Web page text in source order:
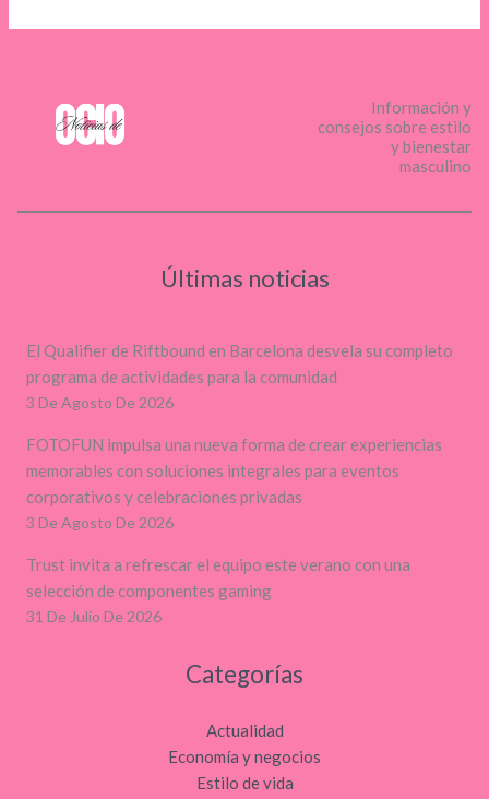
Información y
consejos sobre estilo
y bienestar
masculino
Últimas noticias
El Qualifier de Riftbound en Barcelona desvela su completo
programa de actividades para la comunidad
3 De Agosto De 2026
FOTOFUN impulsa una nueva forma de crear experiencias
memorables con soluciones integrales para eventos
corporativos y celebraciones privadas
3 De Agosto De 2026
Trust invita a refrescar el equipo este verano con una
selección de componentes gaming
31 De Julio De 2026
Categorías
Actualidad
Economía y negocios
Estilo de vida